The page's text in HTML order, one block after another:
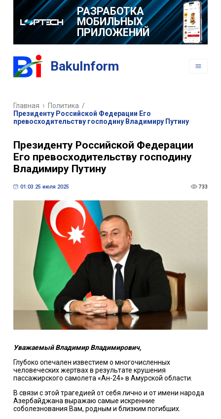
РАЗРАБОТКА
МОБИЛЬНЫХ
ПРИЛОЖЕНИЙ
BakuInform
Главная Политика /
Президенту Российской Федерации Его
превосходительству господину Владимиру Путину
Президенту Российской Федерации
Его превосходительству господину
Владимиру Путину
01:03 25 июля 2025 733
Уважаемый Владимир Владимирович,
Глубоко опечален известием о многочисленных
человеческих жертвах в результате крушения
пассажирского самолета «Ан-24» в Амурской области.
В связи с этой трагедией от себя лично и от имени народа
Азербайджана выражаю самые искренние
соболезнования Вам, родным и близким погибших.